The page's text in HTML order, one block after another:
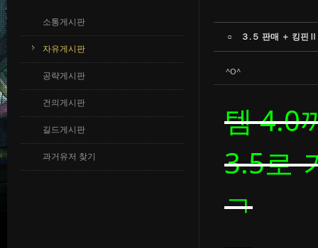
소통게시판
자유게시판
공략게시판
건의게시판
길드게시판
과거유저 찾기
○ ３.５ 판매 ＋ 킹핀
^O^
템 4.0
3.5로
ㄱ